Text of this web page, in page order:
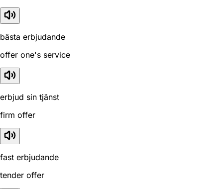
bästa erbjudande
offer one's service
erbjud sin tjänst
firm offer
fast erbjudande
tender offer